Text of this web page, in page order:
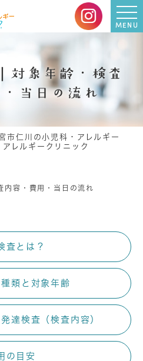
MENU
対象年齢・検査
・当日の流れ
市仁川の小児科・アレルギー
レルギークリニック
内容・費用・当日の流れ
査とは？
類と対象年齢
達検査（検査内容）
の目安